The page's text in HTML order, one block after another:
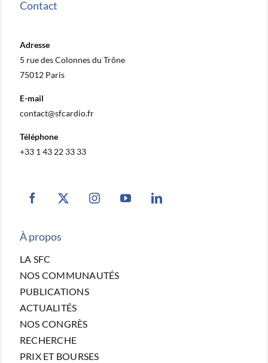
Contact
Adresse
5 rue des Colonnes du Trône
75012 Paris
E-mail
contact@sfcardio.fr
Téléphone
+33 1 43 22 33 33
À propos
LA SFC
NOS COMMUNAUTÉS
PUBLICATIONS
ACTUALITÉS
NOS CONGRÈS
RECHERCHE
PRIX ET BOURSES